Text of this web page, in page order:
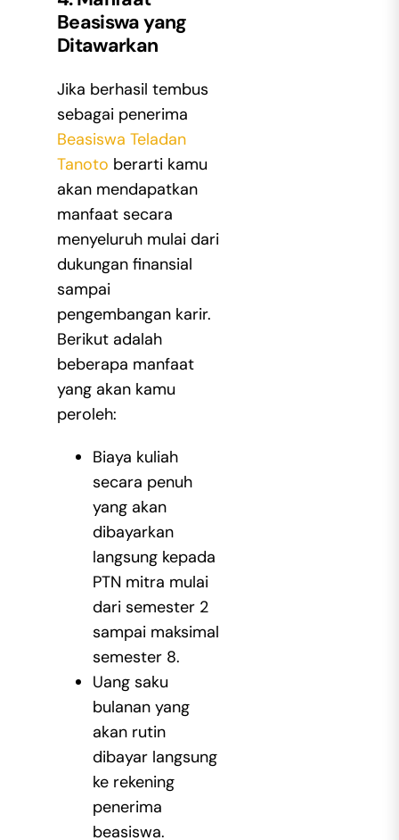
Beasiswa yang
Ditawarkan
Jika berhasil tembus
sebagai penerima
Beasiswa Teladan
Tanoto berarti kamu
akan mendapatkan
manfaat secara
menyeluruh mulai dari
dukungan finansial
sampai
pengembangan karir.
Berikut adalah
beberapa manfaat
yang akan kamu
peroleh:
Biaya kuliah
secara penuh
yang akan
dibayarkan
langsung kepada
PTN mitra mulai
dari semester 2
sampai maksimal
semester 8.
Uang saku
bulanan yang
akan rutin
dibayar langsung
ke rekening
penerima
beasiswa.